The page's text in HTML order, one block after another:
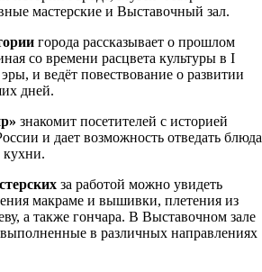
мастерские и Выставочный зал.
города рассказывает о прошлом
со времени расцвета культуры в I
и ведёт повествование о развитии
дней.
знакомит посетителей с историей
и дает возможность отведать блюда
кухни.
за работой можно увидеть
макраме и вышивки, плетения из
а также гончара. В Выставочном зале
в различных направлениях